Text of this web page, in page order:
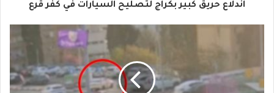
ك
اندلاع حريق كبير بكراج لتصليح السيارات في كفر قرع